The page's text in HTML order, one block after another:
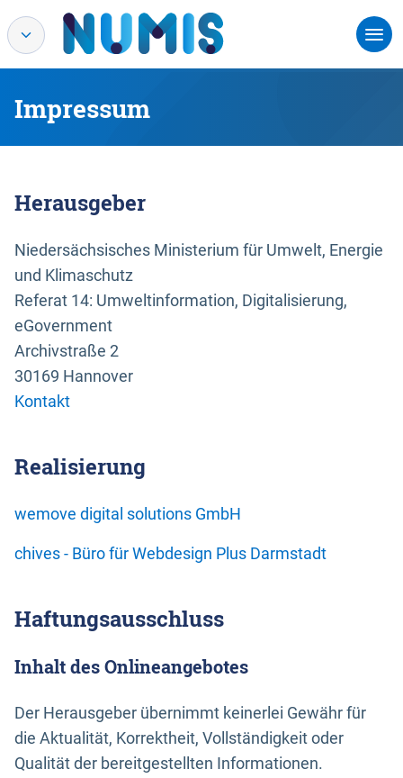
Impressum
Herausgeber
Niedersächsisches Ministerium für Umwelt, Energie
und Klimaschutz
Referat 14: Umweltinformation, Digitalisierung,
eGovernment
Archivstraße 2
30169 Hannover
Kontakt
Realisierung
wemove digital solutions GmbH
chives - Büro für Webdesign Plus Darmstadt
Haftungsausschluss
Inhalt des Onlineangebotes
Der Herausgeber übernimmt keinerlei Gewähr für
die Aktualität, Korrektheit, Vollständigkeit oder
Qualität der bereitgestellten Informationen.